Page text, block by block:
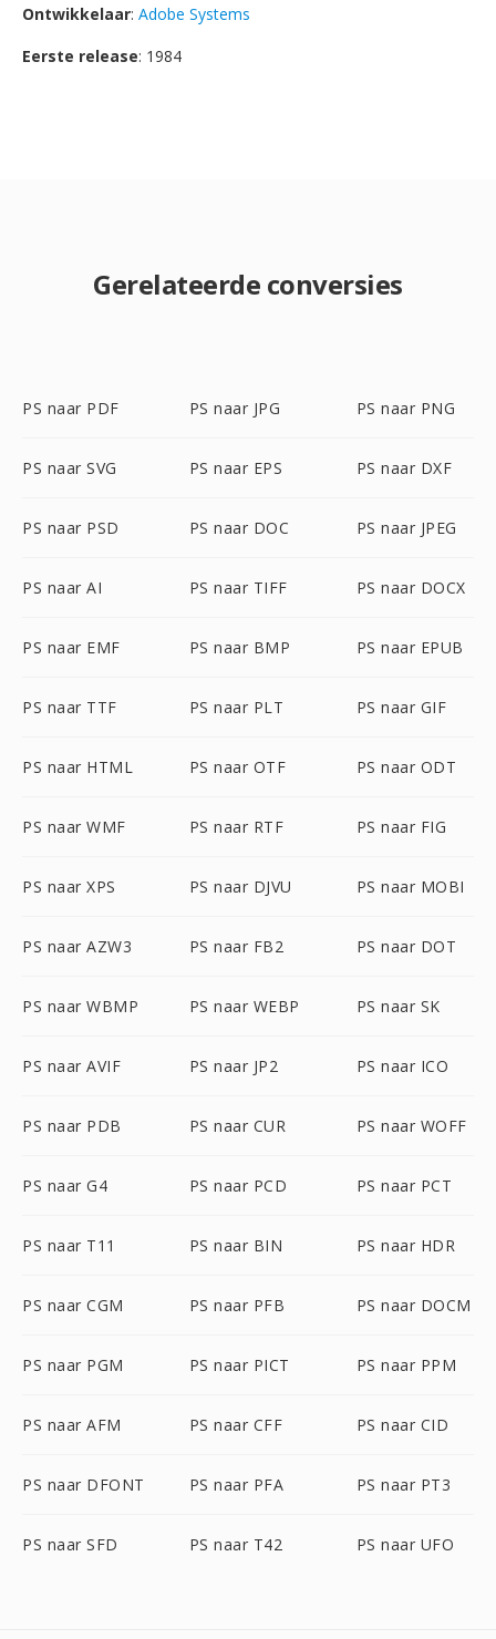
Ontwikkelaar: Adobe Systems
Eerste release: 1984
Gerelateerde conversies
PS naar PDF PS naar JPG PS naar PNG
PS naar SVG PS naar EPS PS naar DXF
PS naar PSD PS naar DOC PS naar JPEG
PS naar AI PS naar TIFF PS naar DOCX
PS naar EMF PS naar BMP PS naar EPUB
PS naar TTF PS naar PLT PS naar GIF
PS naar HTML PS naar OTF PS naar ODT
PS naar WMF PS naar RTF PS naar FIG
PS naar XPS PS naar DJVU PS naar MOBI
PS naar AZW3 PS naar FB2 PS naar DOT
PS naar WBMP PS naar WEBP PS naar SK
PS naar AVIF PS naar JP2 PS naar ICO
PS naar PDB PS naar CUR PS naar WOFF
PS naar G4 PS naar PCD PS naar PCT
PS naar T11 PS naar BIN PS naar HDR
PS naar CGM PS naar PFB PS naar DOCM
PS naar PGM PS naar PICT PS naar PPM
PS naar AFM PS naar CFF PS naar CID
PS naar DFONT PS naar PFA PS naar PT3
PS naar SFD PS naar T42 PS naar UFO